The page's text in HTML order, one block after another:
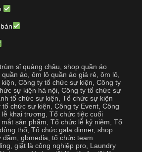
trùm sỉ quảng châu shop quần áo
quần áo ôm lô quần áo giá rẻ ôm lô
Công ty tổ chức sự kiện Công ty
sự kiện hà nội Công ty tổ chức sự
tổ chức sự kiện Tổ chức sự kiện
tổ chức sự kiện Công ty Event Công
lễ khai trương Tổ chức tiệc cuối
sản phẩm Tổ chức lễ kỷ niệm Tổ
thổ Tổ chức gala dinner, shop
đầm gbmedia tổ chức team
giặt là công nghiệp pro Laundry